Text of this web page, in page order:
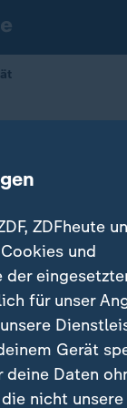
ZDFheute
und
der
für unser
Gerät
Daten
nicht